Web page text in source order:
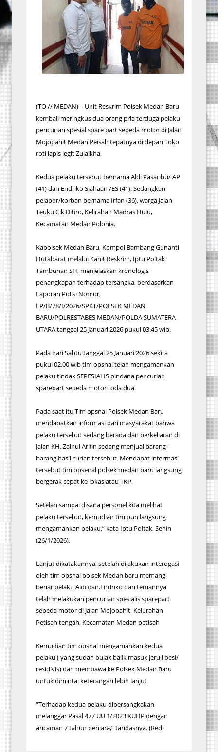
(TO // MEDAN) – Unit Reskrim Polsek Medan Baru
kembali meringkus dua orang pria terduga pelaku
pencurian spesial spare part sepeda motor di Jalan
Mojopahit Medan Peisah tepatnya di depan Toko
roti lapis legit Zulaikha.
Kedua pelaku tersebut bernama Aldi Pasaribu/ AP
(41) dan Endriko Siahaan /ES (41). Sedangkan
pelapor/korban bernama Irfan (36), warga Jalan
Teuku Cik Ditiro, Kelirahan Madras Hulu,
Kecamatan Medan Polonia.
‎Kapolsek Medan Baru, Kompol Bambang Gunanti
Hutabarat melalui Kanit Reskrim, Iptu Poltak
Tambunan SH, menjelaskan kronologis
penangkapan terhadap tersangka, berdasarkan
Laporan Polisi Nomor,
‎LP/B/78/I/2026/SPKT/POLSEK MEDAN
BARU/POLRESTABES MEDAN/POLDA SUMATERA
UTARA tanggal 25 Januari 2026 pukul 03.45 wib.
Pada hari Sabtu tanggal 25 Januari 2026 sekira
pukul 02.00 wib tim opsnal telah mengamankan
pelaku tindak SEPESIALIS pindana pencurian
sparepart sepeda motor roda dua.
Pada saat itu Tim opsnal Polsek Medan Baru
mendapatkan informasi dari masyarakat bahwa
pelaku tersebut sedang berada dan berkeliaran di
Jalan KH. Zainul Arifin sedang menjual barang-
barang hasil curian tersebut. Mendapat informasi
tersebut tim opsenal polsek medan baru langsung
bergerak cepat ke lokasiatau TKP.
Setelah sampai disana personel kita melihat
pelaku tersebut, kemudian tim pun langsung
mengamankan pelaku,” kata Iptu Poltak, Senin
(26/1/2026).
Lanjut dikatakannya, setelah dilakukan interogasi
oleh tim opsnal polsek Medan baru memang
benar pelaku Aldi dan.Endriko dan temannya
telah melakukan pencurian spesialis sparepart
sepeda motor di Jalan Mojopahit, Kelurahan
Petisah tengah, Kecamatan Medan petisah
Kemudian tim opsnal mengamankan kedua
pelaku ( yang sudah bulak balik masuk jeruji besi/
residivis) dan membawa ke Polsek Medan Baru
untuk dimintai keterangan lebih lanjut
“Terhadap kedua pelaku dipersangkakan
melanggar Pasal 477 UU 1/2023 KUHP dengan
ancaman 7 tahun penjara,” tandasnya. (Red)